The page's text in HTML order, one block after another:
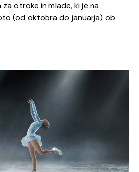
otroke in mlade, ki je na
(od oktobra do januarja) ob